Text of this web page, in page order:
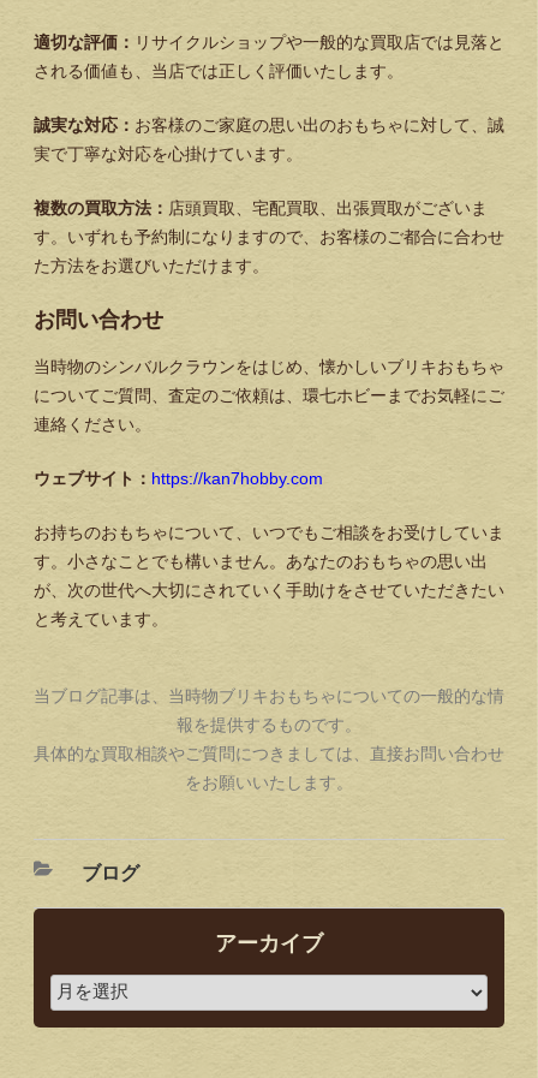
適切な評価： リサイクルショップや一般的な買取店では見落と
される価値も、当店では正しく評価いたします。
誠実な対応： お客様のご家庭の思い出のおもちゃに対して、誠
実で丁寧な対応を心掛けています。
複数の買取方法： 店頭買取、宅配買取、出張買取がございま
す。いずれも予約制になりますので、お客様のご都合に合わせ
た方法をお選びいただけます。
お問い合わせ
当時物のシンバルクラウンをはじめ、懐かしいブリキおもちゃ
についてご質問、査定のご依頼は、環七ホビーまでお気軽にご
連絡ください。
ウェブサイト： https://kan7hobby.com
お持ちのおもちゃについて、いつでもご相談をお受けしていま
す。小さなことでも構いません。あなたのおもちゃの思い出
が、次の世代へ大切にされていく手助けをさせていただきたい
と考えています。
当ブログ記事は、当時物ブリキおもちゃについての一般的な情
報を提供するものです。
具体的な買取相談やご質問につきましては、直接お問い合わせ
をお願いいたします。
ブログ
アーカイブ